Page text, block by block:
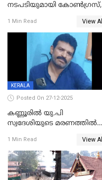
നടപടിയുമായി കോണ്‍ഗ്രസ്,
എട്ട് പേര്‍ ഉള്‍പ്പെടെ
പത്തുപേരെ പുറത്താക്കി,
ചൊവ്വന്നൂരിലും നടപടി
1 Min Read View All
KERALA
Posted On 27-12-2025
കണ്ണൂരിൽ യു.പി
സ്വദേശിയുടെ മരണത്തിൽ
കേസ്; തർക്കമുണ്ടായത്
ഫേഷ്യലിന് 300 രൂപ
ആവശ്യപ്പെട്ടതിനെച്ചൊല്ലി
1 Min Read View All